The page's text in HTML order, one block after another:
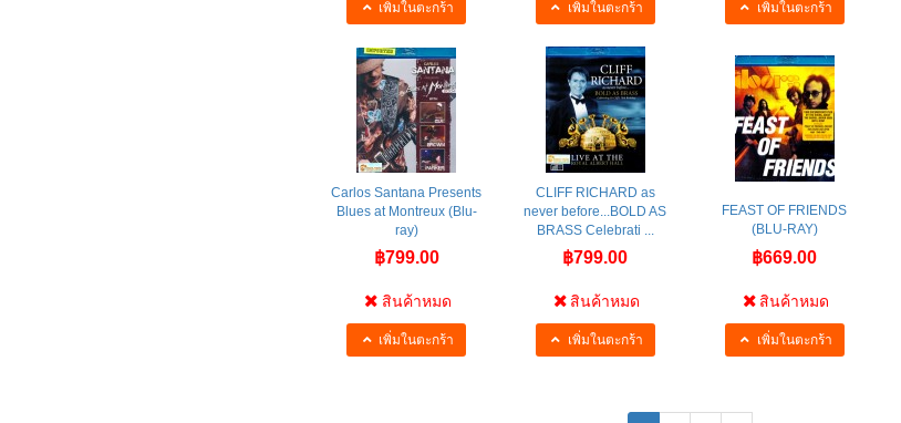
เพิ่มในตะกร้า เพิ่มในตะกร้า เพิ่มในตะกร้า
Carlos Santana Presents
Blues at Montreux (Blu-
ray)
฿799.00
สินค้าหมด
เพิ่มในตะกร้า
CLIFF RICHARD as
never before...BOLD AS
BRASS Celebrati ...
฿799.00
สินค้าหมด
เพิ่มในตะกร้า
FEAST OF FRIENDS
(BLU-RAY)
฿669.00
สินค้าหมด
เพิ่มในตะกร้า